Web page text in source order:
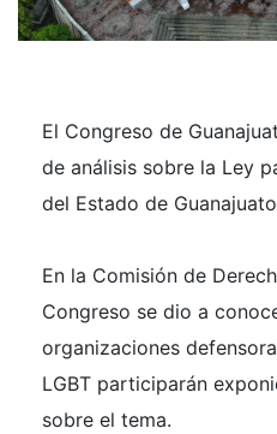
El Congreso de
de análisis sobre la Ley
del Estado de
En la Comisión de
Congreso se dio a
organizaciones
LGBT participarán
sobre el tema.